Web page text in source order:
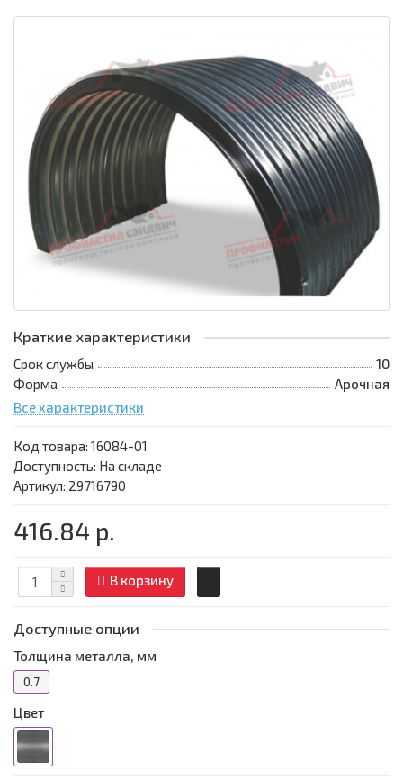
Краткие характеристики
Срок службы
10
Форма
Арочная
Все характеристики
Код товара: 16084-01
Доступность: На складе
Артикул: 29716790
416.84 р.
В корзину
Доступные опции
Толщина металла, мм
0.7
Цвет